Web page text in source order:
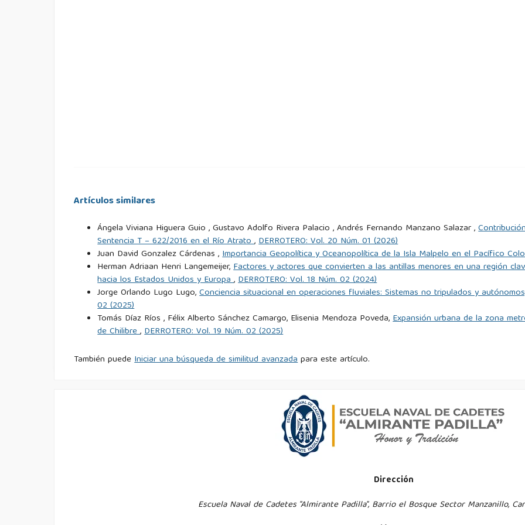
Presidencia de Colombia. (1991). Decreto 2041 de 1991. Creación de la Dirección Nacional de Derechos de
Real Academia Española. (s. f.). Conocimiento.https://dle.rae.es/conocimiento
Real Academia Española. (s. f.). General.https://dle.rae.es/general
Real Academia Española. (s. f.). Normativo.https://dle.rae.es/normativo
Sánchez, J. (2024). El incremento del desarrollo y la innovación en la Armada de Colombia: La importancia del
Turnitin. (2023). Plagio accidental: prevención y excelencia en la investigación.
https://www.turnitin.com/blog/accidental-plagiarism-prevention-and-research-excellence
Zapata, V., Alejandro, J., Galarza, D., & Sancho, C. (2021). Diseño de un sistema de gestión de procesos con
algoritmos de semaforización y jerarquía organizacional para instituciones de educación superior: Un caso de
Artículos similares
Ángela Viviana Higuera Guio , Gustavo Adolfo Rivera Palacio , Andrés Fernando Manzano Salazar ,
Sentencia T – 622/2016 en el Río Atrato,DERROTERO: Vol. 20 Núm. 01 (2026)
Juan David Gonzalez Cárdenas ,Importancia Geopolítica y Oceanopolítica de la Isla Malpelo en el Pacífico
Herman Adriaan Henri Langemeijer,Factores y actores que convierten a las antillas menores en una región
hacia los Estados Unidos y Europa,DERROTERO: Vol. 18 Núm. 02 (2024)
Jorge Orlando Lugo Lugo,Conciencia situacional en operaciones fluviales: Sistemas no tripulados y
02 (2025)
Tomás Díaz Ríos , Félix Alberto Sánchez Camargo, Elisenia Mendoza Poveda,Expansión urbana de la zona
de Chilibre,DERROTERO: Vol. 19 Núm. 02 (2025)
También puedeIniciar una búsqueda de similitud avanzadapara este artículo.
Dirección
Escuela Naval de Cadetes "Almirante Padilla", Barrio el Bosque Sector Manzanillo,